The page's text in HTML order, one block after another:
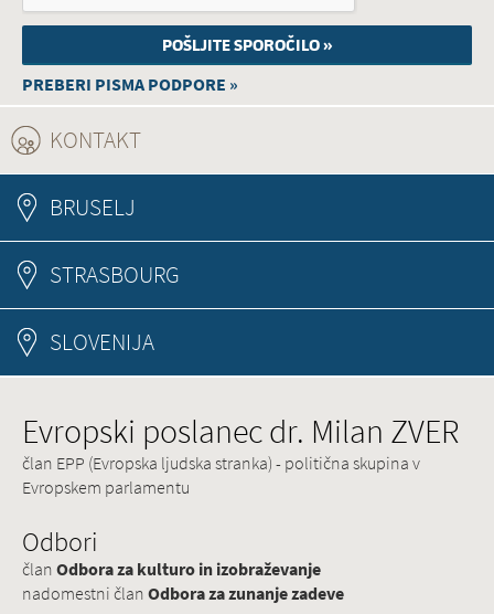
PREBERI PISMA PODPORE »
KONTAKT
BRUSELJ
STRASBOURG
SLOVENIJA
Evropski poslanec dr. Milan ZVER
član EPP (Evropska ljudska stranka) - politična skupina v
Evropskem parlamentu
Odbori
članOdbora za kulturo in izobraževanje
nadomestni članOdbora za zunanje zadeve